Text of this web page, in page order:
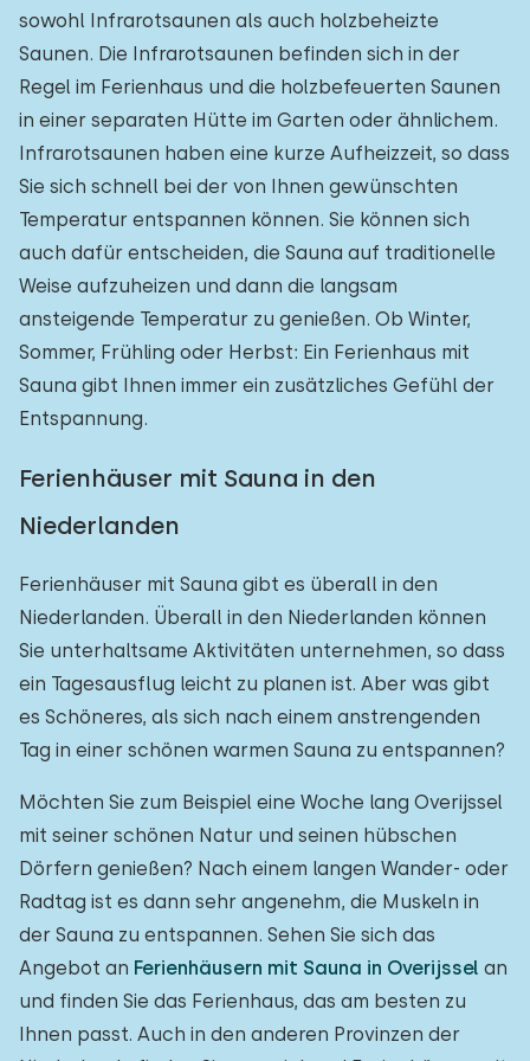
sowohl Infrarotsaunen als auch holzbeheizte
Saunen. Die Infrarotsaunen befinden sich in der
Regel im Ferienhaus und die holzbefeuerten Saunen
in einer separaten Hütte im Garten oder ähnlichem.
Infrarotsaunen haben eine kurze Aufheizzeit, so dass
Sie sich schnell bei der von Ihnen gewünschten
Temperatur entspannen können. Sie können sich
auch dafür entscheiden, die Sauna auf traditionelle
Weise aufzuheizen und dann die langsam
ansteigende Temperatur zu genießen. Ob Winter,
Sommer, Frühling oder Herbst: Ein Ferienhaus mit
Sauna gibt Ihnen immer ein zusätzliches Gefühl der
Entspannung.
Ferienhäuser mit Sauna in den
Niederlanden
Ferienhäuser mit Sauna gibt es überall in den
Niederlanden. Überall in den Niederlanden können
Sie unterhaltsame Aktivitäten unternehmen, so dass
ein Tagesausflug leicht zu planen ist. Aber was gibt
es Schöneres, als sich nach einem anstrengenden
Tag in einer schönen warmen Sauna zu entspannen?
Möchten Sie zum Beispiel eine Woche lang Overijssel
mit seiner schönen Natur und seinen hübschen
Dörfern genießen? Nach einem langen Wander- oder
Radtag ist es dann sehr angenehm, die Muskeln in
der Sauna zu entspannen. Sehen Sie sich das
Angebot an Ferienhäusern mit Sauna in Overijssel an
und finden Sie das Ferienhaus, das am besten zu
Ihnen passt. Auch in den anderen Provinzen der